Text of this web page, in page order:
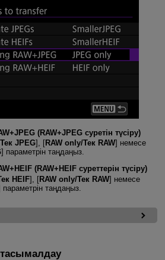
(RAW+JPEG суретін түсіру)
JPEG], [RAW only/Тек RAW] немесе
] параметрін таңдаңыз.
(RAW+HEIF суреттерін түсіру)
HEIF], [RAW only/Тек RAW] немесе
параметрін таңдаңыз.